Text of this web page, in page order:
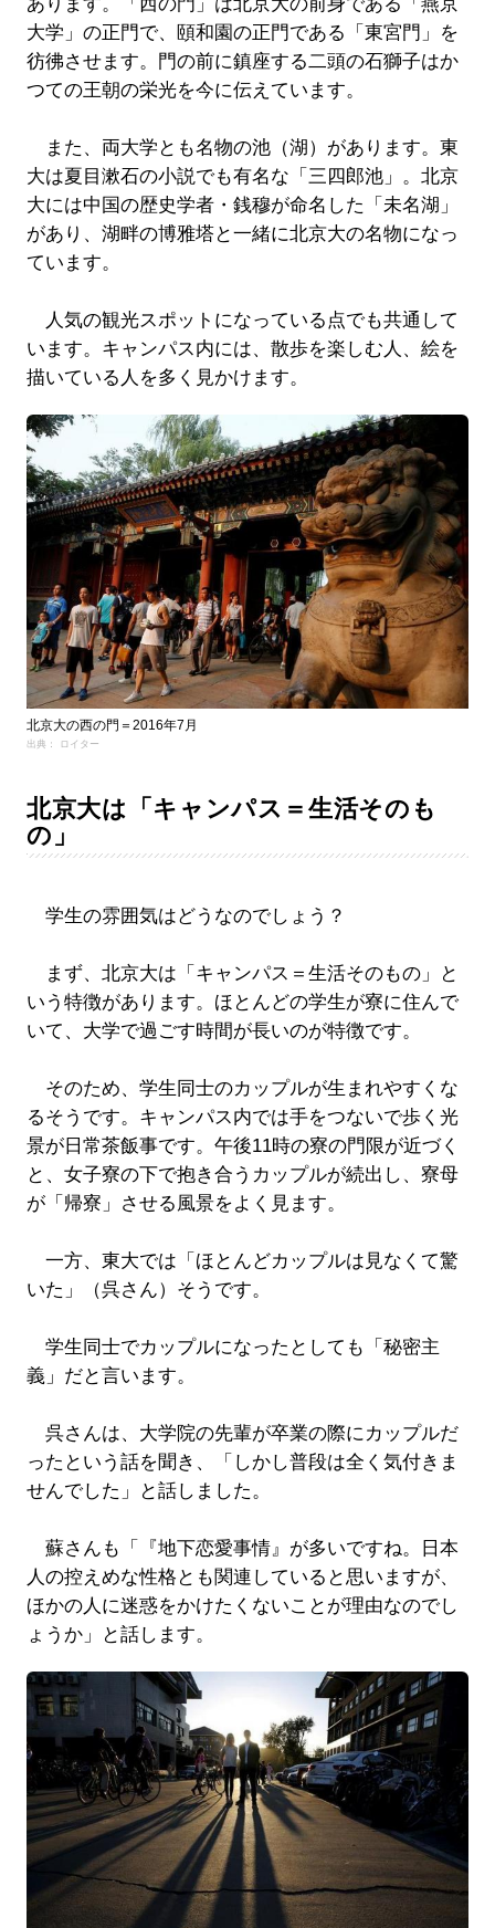
大学」の正門で、頤和園の正門である「東宮門」を
彷彿させます。門の前に鎮座する二頭の石獅子はか
つての王朝の栄光を今に伝えています。
また、両大学とも名物の池（湖）があります。東
大は夏目漱石の小説でも有名な「三四郎池」。北京
大には中国の歴史学者・銭穆が命名した「未名湖」
があり、湖畔の博雅塔と一緒に北京大の名物になっ
ています。
人気の観光スポットになっている点でも共通して
います。キャンパス内には、散歩を楽しむ人、絵を
描いている人を多く見かけます。
北京大の西の門＝2016年7月
出典： ロイター
北京大は「キャンパス＝生活そのも
の」
学生の雰囲気はどうなのでしょう？
まず、北京大は「キャンパス＝生活そのもの」と
いう特徴があります。ほとんどの学生が寮に住んで
いて、大学で過ごす時間が長いのが特徴です。
そのため、学生同士のカップルが生まれやすくな
るそうです。キャンパス内では手をつないで歩く光
景が日常茶飯事です。午後11時の寮の門限が近づく
と、女子寮の下で抱き合うカップルが続出し、寮母
が「帰寮」させる風景をよく見ます。
一方、東大では「ほとんどカップルは見なくて驚
いた」（呉さん）そうです。
学生同士でカップルになったとしても「秘密主
義」だと言います。
呉さんは、大学院の先輩が卒業の際にカップルだ
ったという話を聞き、「しかし普段は全く気付きま
せんでした」と話しました。
蘇さんも「『地下恋愛事情』が多いですね。日本
人の控えめな性格とも関連していると思いますが、
ほかの人に迷惑をかけたくないことが理由なのでし
ょうか」と話します。